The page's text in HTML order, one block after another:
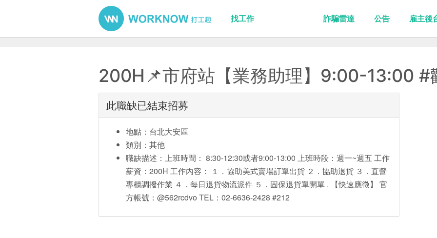
找工作 詐騙雷達 公告 雇主後
200H📌市府站【業務助理】9:00-13:00 #
此職缺已結束招募
地點：台北大安區
類別：其他
職缺描述：上班時間： 8:30-12:30或者9:00-13:00 上班時段：週一~週五 工作
薪資：200H 工作內容： １．協助美式賣場訂單出貨 ２．協助退貨 ３．直營
專櫃調撥作業 ４．每日退貨物流派件 ５．固保退貨單開單 . 【快速應徵】 官
方帳號：@562rcdvo TEL：02-6636-2428 #212